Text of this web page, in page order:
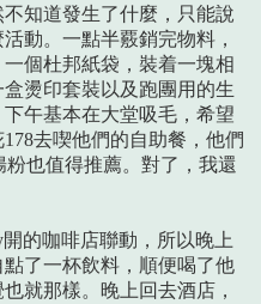
知道發生了什麼，只能說
動。一點半覈銷完物料，
個杜邦紙袋，裝着一塊相
燙印套裝以及跑團用的生
午基本在大堂吸毛，希望
去喫他們的自助餐，他們
也值得推薦。對了，我還
的咖啡店聯動，所以晚上
了一杯飲料，順便喝了他
就那樣。晚上回去酒店，